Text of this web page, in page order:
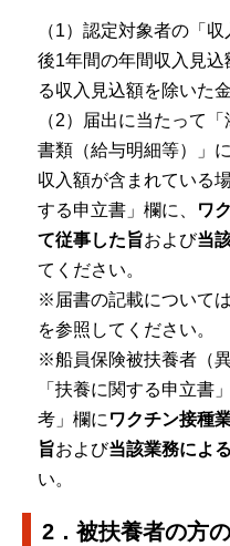
（1）認定対象者の「
後1年間の年間収入見
る収入見込額を除いた
（2）届出に当たって
書類（給与明細等）」
収入額が含まれている
する申立書」欄に、
ワ
て従事した旨および当
てください。
※届書の記載については
を参照してください。
※船員保険被扶養者（
「扶養に関する申立書
考」欄に ワクチン接種
旨および当該業務によ
い。
2．被扶養者の方